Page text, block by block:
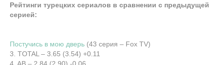
Рейтинги турецких сериалов в сравнении с предыдущей
серией:
Постучись в мою дверь (43 серия – Fox TV)
3. TOTAL – 3.65 (3.54) +0.11
4. AB – 2.84 (2.90) -0.06